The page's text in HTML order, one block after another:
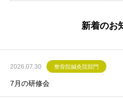
新着のお
2026.07.30 整骨院鍼灸院部門
7月の研修会